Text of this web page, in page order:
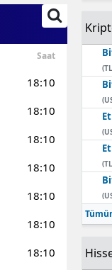
Saat
18:10
18:10
18:10
18:10
18:10
18:10
18:10